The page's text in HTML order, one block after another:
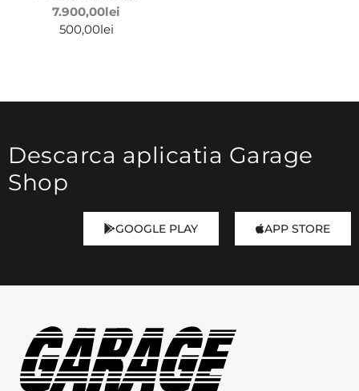
7.900,00lei
500,00lei
Descarca aplicatia Garage
Shop
GOOGLE PLAY APP STORE